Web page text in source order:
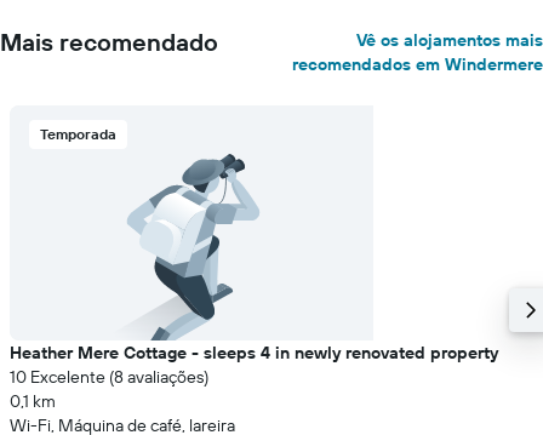
Mais recomendado
Vê os alojamentos mais
recomendados em Windermere
Temporada
Heather Mere Cottage - sleeps 4 in newly renovated property
10 Excelente (8 avaliações)
0,1 km
Wi-Fi, Máquina de café, lareira